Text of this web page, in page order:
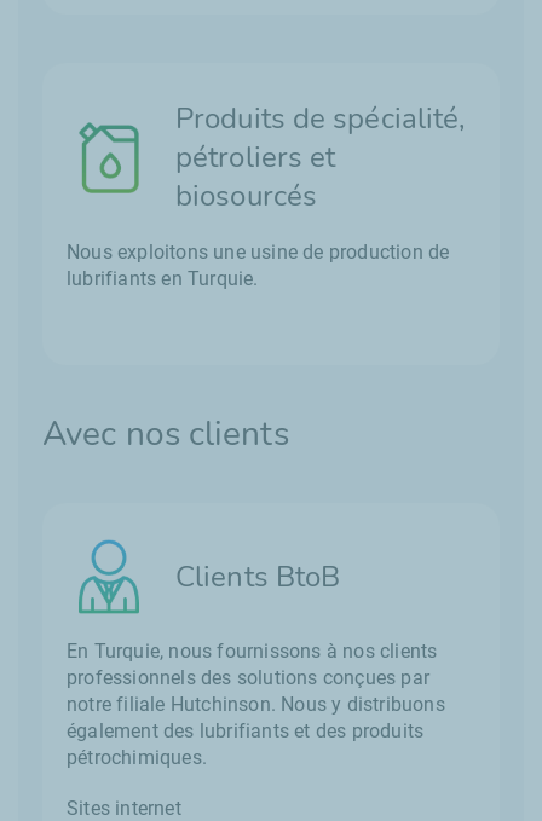
Produits de spécialité,
pétroliers et
biosourcés
Nous exploitons une usine de production de
lubrifiants en Turquie.
Avec nos clients
Clients BtoB
En Turquie, nous fournissons à nos clients
professionnels des solutions conçues par
notre filiale Hutchinson. Nous y distribuons
également des lubrifiants et des produits
pétrochimiques.
Sites internet